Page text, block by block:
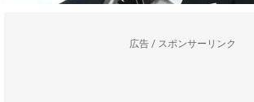
広告 / スポンサーリンク